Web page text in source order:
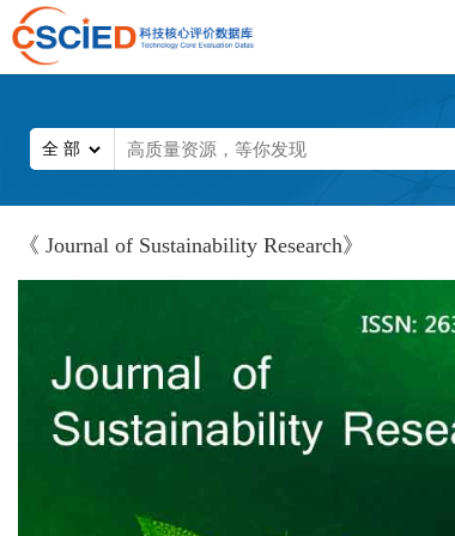
《 Journal of Sustainability Research》